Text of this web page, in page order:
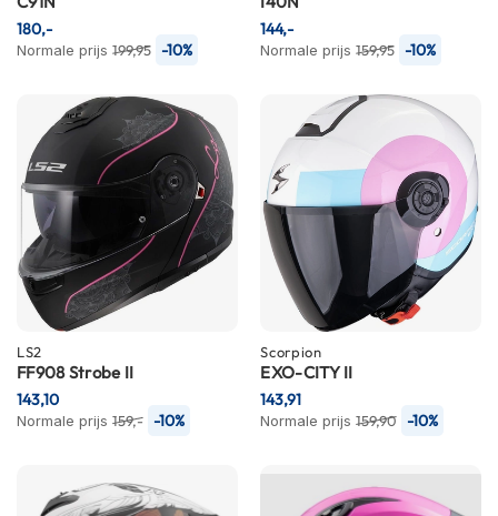
P
i
e
n
h
e
l
m
e
n
P
i
n
o
c
Normale prijs 199,95 -10%
180,-
Normale prijs 159,95 -10%
144,-
LS2
FF908 Strobe II
Normale prijs 159,- -10%
143,10
Scorpion
EXO-CITY II
Normale prijs 159,90 -10%
143,91